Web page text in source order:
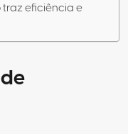
eficiência e